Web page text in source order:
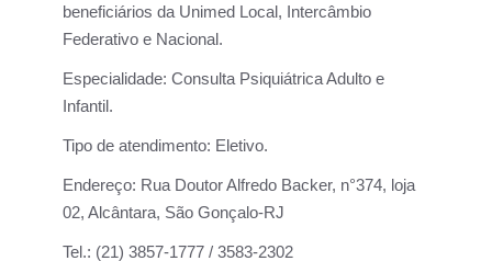
beneficiários da Unimed Local, Intercâmbio
Federativo e Nacional.
Especialidade: Consulta Psiquiátrica Adulto e
Infantil.
Tipo de atendimento: Eletivo.
Endereço: Rua Doutor Alfredo Backer, n°374, loja
02, Alcântara, São Gonçalo-RJ
Tel.: (21) 3857-1777 / 3583-2302